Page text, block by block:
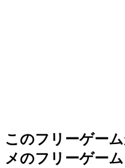
このフリーゲー
メのフリーゲーム